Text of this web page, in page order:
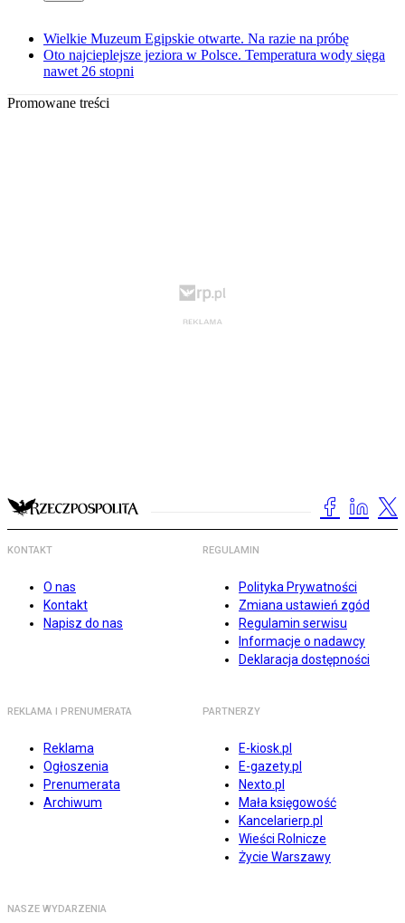
Wielkie Muzeum Egipskie otwarte. Na razie na próbę
Oto najcieplejsze jeziora w Polsce. Temperatura wody sięga
nawet 26 stopni
Promowane treści
KONTAKT
O nas
Kontakt
Napisz do nas
REGULAMIN
Polityka Prywatności
Zmiana ustawień zgód
Regulamin serwisu
Informacje o nadawcy
Deklaracja dostępności
REKLAMA I PRENUMERATA
Reklama
Ogłoszenia
Prenumerata
Archiwum
PARTNERZY
E-kiosk.pl
E-gazety.pl
Nexto.pl
Mała księgowość
Kancelarierp.pl
Wieści Rolnicze
Życie Warszawy
NASZE WYDARZENIA